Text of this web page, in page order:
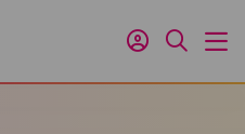
Inloggen
Zoeken